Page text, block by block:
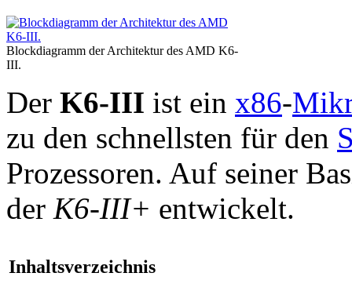
Blockdiagramm der Architektur des AMD K6-
III.
Der K6-III ist ein x86-
zu den schnellsten für den
Prozessoren. Auf seiner
der K6-III+ entwickelt.
Inhaltsverzeichnis